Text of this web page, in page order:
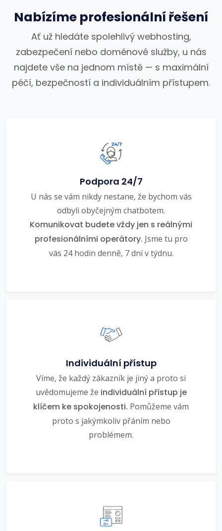
Nabízíme profesionální řešení
Ať už hledáte spolehlivý webhosting,
zabezpečení nebo doménové služby, u nás
najdete vše na jednom místě — s maximální
péčí, bezpečností a individuálním přístupem.
Podpora 24/7
U nás se vám nikdy nestane, že bychom vás
odbyli obyčejným chatbotem.
Komunikovat budete vždy jen s reálnými
profesionálními operátory. Jsme tu pro
vás 24 hodin denně, 7 dní v týdnu.
Individuální přístup
Víme, že každý zákazník je jiný a proto si
uvědomujeme že individuální přístup je
klíčem ke spokojenosti. Pomůžeme vám
proto s jakýmkoliv přáním nebo
problémem.